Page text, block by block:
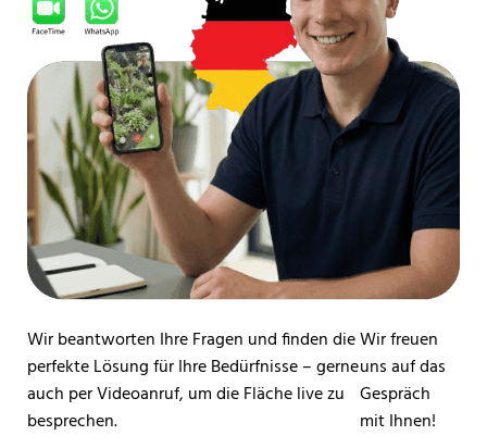
Wir beantworten Ihre Fragen und finden die
perfekte Lösung für Ihre Bedürfnisse – gerne
auch per Videoanruf, um die Fläche live zu
besprechen.
Wir freuen
uns auf das
Gespräch
mit Ihnen!